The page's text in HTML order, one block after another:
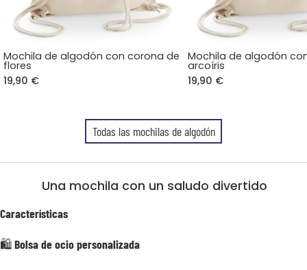
Mochila de algodón con corona de
flores
19,90 €
Mochila de algodón
arcoíris
19,90 €
Todas las mochilas de algodón
Una mochila con un saludo divertido
Características
🛍️ Bolsa de ocio personalizada